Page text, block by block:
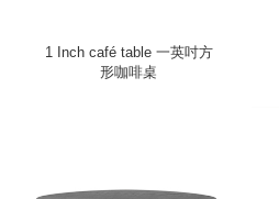
1 Inch café table 一英吋方
形咖啡桌